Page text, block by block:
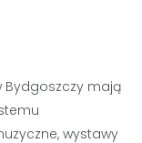
Bydgoszczy mają
wystawy